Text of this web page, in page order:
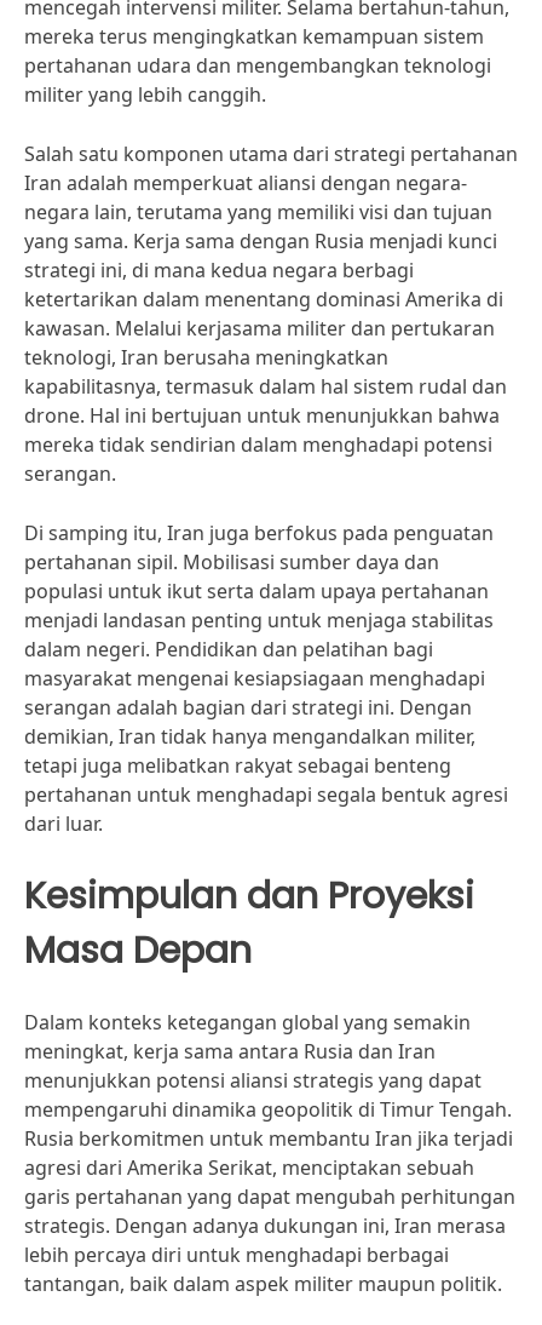
mencegah intervensi militer. Selama bertahun-tahun,
mereka terus mengingkatkan kemampuan sistem
pertahanan udara dan mengembangkan teknologi
militer yang lebih canggih.
Salah satu komponen utama dari strategi pertahanan
Iran adalah memperkuat aliansi dengan negara-
negara lain, terutama yang memiliki visi dan tujuan
yang sama. Kerja sama dengan Rusia menjadi kunci
strategi ini, di mana kedua negara berbagi
ketertarikan dalam menentang dominasi Amerika di
kawasan. Melalui kerjasama militer dan pertukaran
teknologi, Iran berusaha meningkatkan
kapabilitasnya, termasuk dalam hal sistem rudal dan
drone. Hal ini bertujuan untuk menunjukkan bahwa
mereka tidak sendirian dalam menghadapi potensi
serangan.
Di samping itu, Iran juga berfokus pada penguatan
pertahanan sipil. Mobilisasi sumber daya dan
populasi untuk ikut serta dalam upaya pertahanan
menjadi landasan penting untuk menjaga stabilitas
dalam negeri. Pendidikan dan pelatihan bagi
masyarakat mengenai kesiapsiagaan menghadapi
serangan adalah bagian dari strategi ini. Dengan
demikian, Iran tidak hanya mengandalkan militer,
tetapi juga melibatkan rakyat sebagai benteng
pertahanan untuk menghadapi segala bentuk agresi
dari luar.
Kesimpulan dan Proyeksi
Masa Depan
Dalam konteks ketegangan global yang semakin
meningkat, kerja sama antara Rusia dan Iran
menunjukkan potensi aliansi strategis yang dapat
mempengaruhi dinamika geopolitik di Timur Tengah.
Rusia berkomitmen untuk membantu Iran jika terjadi
agresi dari Amerika Serikat, menciptakan sebuah
garis pertahanan yang dapat mengubah perhitungan
strategis. Dengan adanya dukungan ini, Iran merasa
lebih percaya diri untuk menghadapi berbagai
tantangan, baik dalam aspek militer maupun politik.